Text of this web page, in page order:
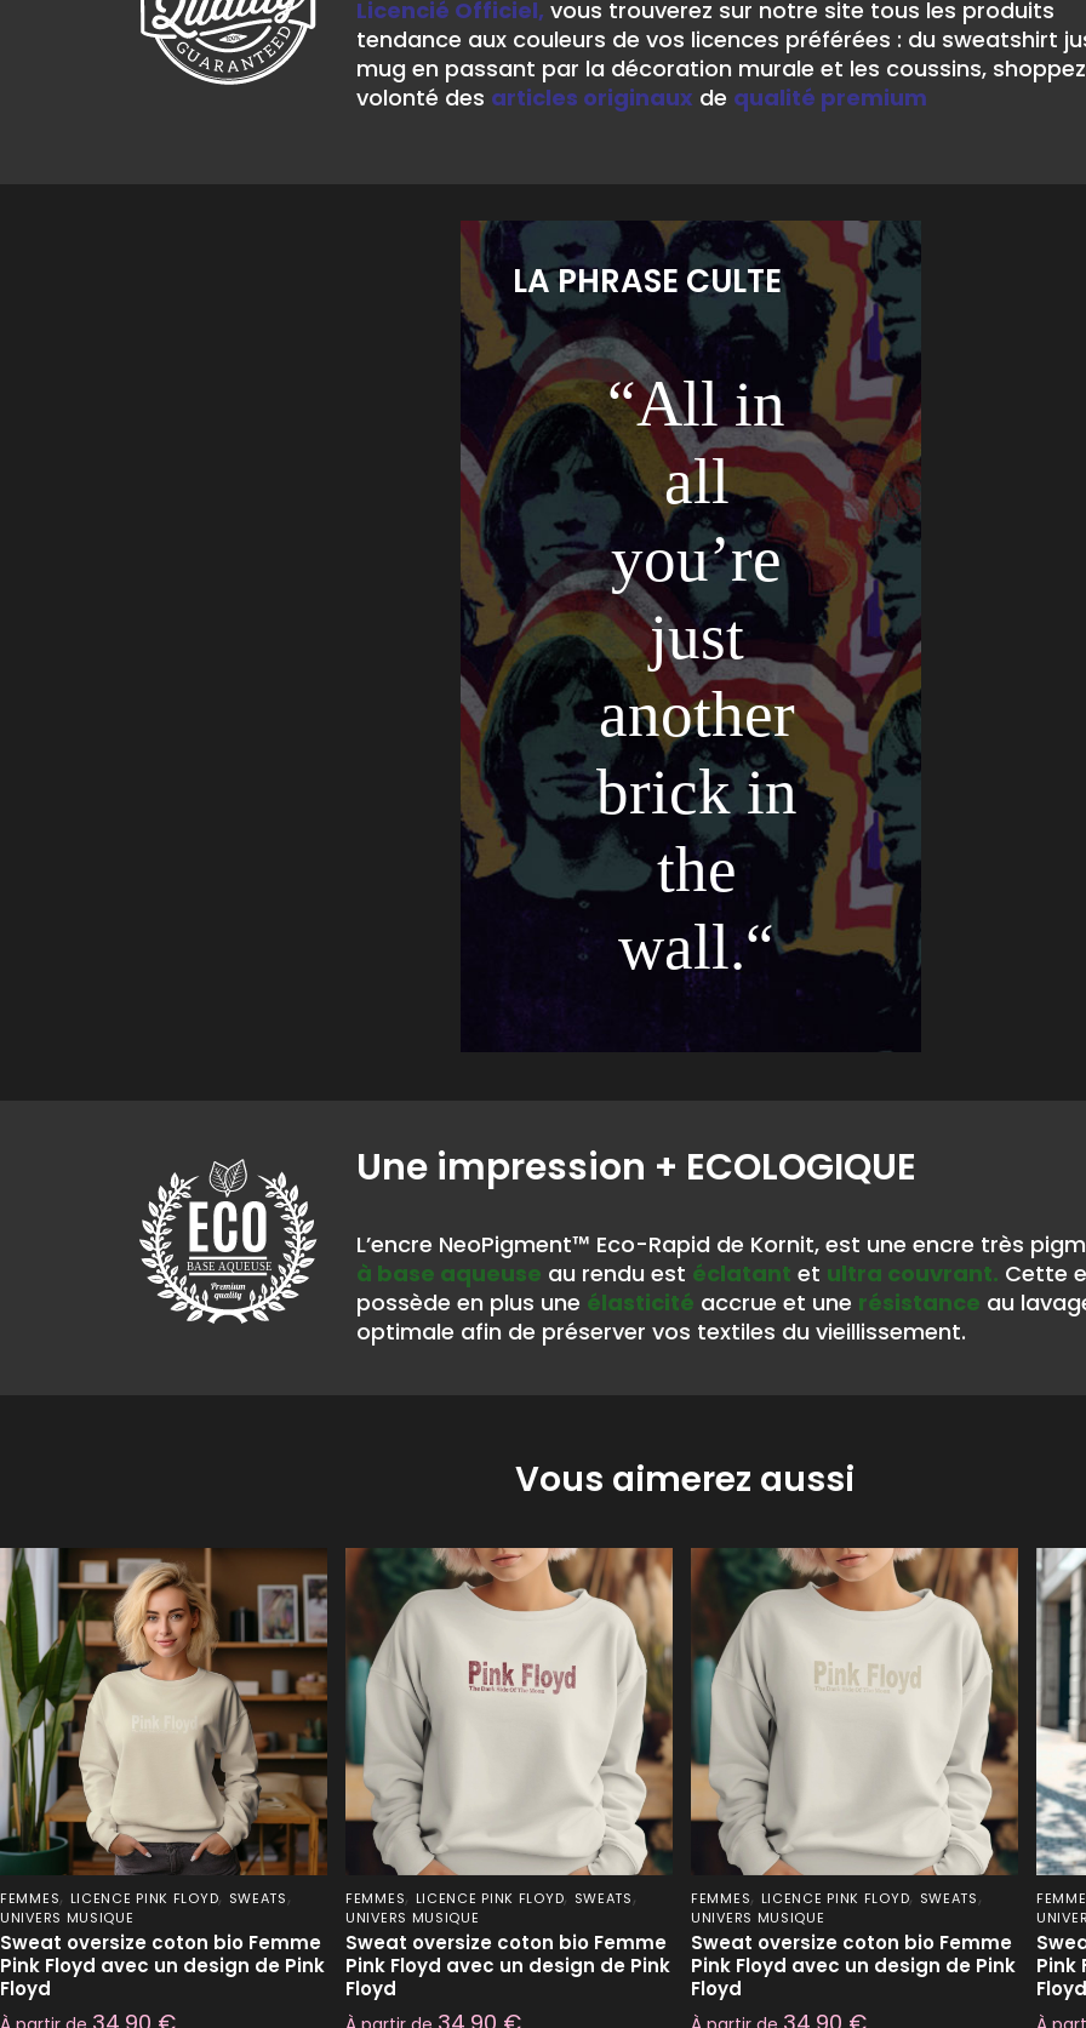
Licencié Officiel, vous trouverez sur notre site tous les produits
tendance aux couleurs de vos licences préférées : du sweatshirt
mug en passant par la décoration murale et les coussins,
volonté des articles originaux de qualité premium
LA PHRASE CULTE
“All in
all
you’re
just
another
brick in
the
wall.“
BASE AQUEUSE
Une impression + ECOLOGIQUE
L’encre NeoPigment™ Eco-Rapid de Kornit, est une encre très
à base aqueuse au rendu est éclatant et ultra couvrant. Cette
possède en plus une élasticité accrue et une résistance au
optimale afin de préserver vos textiles du vieillissement.
Vous aimerez aussi
FEMMES, LICENCE PINK FLOYD, SWEATS,
UNIVERS MUSIQUE
Sweat oversize coton bio Femme
Pink Floyd avec un design de Pink
Floyd
FEMMES, LICENCE PINK FLOYD, SWEATS,
UNIVERS MUSIQUE
Sweat oversize coton bio Femme
Pink Floyd avec un design de Pink
Floyd
FEMMES, LICENCE PINK FLOYD, SWEATS,
UNIVERS MUSIQUE
Sweat oversize coton bio Femme
Pink Floyd avec un design de Pink
Floyd
Pink
Floyd